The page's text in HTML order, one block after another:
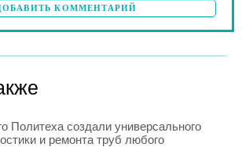
КОММЕНТАРИЙ
Политеха создали универсального
и ремонта труб любого